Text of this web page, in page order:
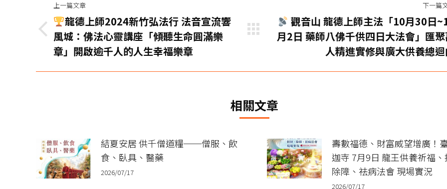
章
导
上一篇文章
上
一
龍德上師2024新竹弘法行 法音宣流響
風城：佛法心靈講座「傾聽生命圓滿樂
章」開啟逾千人的人生幸福樂章
下一篇
下
觀音山 龍德上師主法「10月30日
月2日 藥師八佛千供四日大法會」匯
人精進實修與廣大供養總
相關文章
結夏安居 供千僧道糧──僧服、飲
食、臥具、醫藥
2026/07/17
壽數福德、財富威望增廣！
迦寺 7月9日 龍王供養祈福
除障、祛病法會 現場實況
2026/07/17